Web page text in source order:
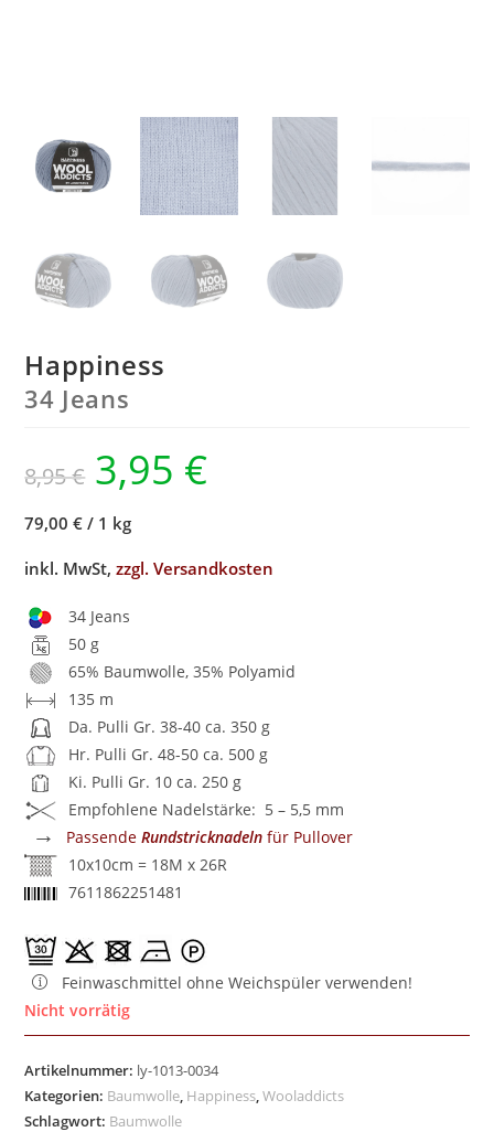
Happiness
34 Jeans
8,95€ 3,95 €
79,00 € / 1 kg
inkl. MwSt,zzgl. Versandkosten
34 Jeans
50 g
65% Baumwolle, 35% Polyamid
135 m
Da. Pulli Gr. 38-40 ca. 350 g
Hr. Pulli Gr. 48-50 ca. 500 g
Ki. Pulli Gr. 10 ca. 250 g
Empfohlene Nadelstärke: 5 – 5,5 mm
→ PassendeRundstricknadeln für Pullover
10x10cm = 18M x 26R
7611862251481
Feinwaschmittel ohne Weichspüler verwenden!
Nicht vorrätig
Artikelnummer: ly-1013-0034
Kategorien: Baumwolle Happiness ,Wooladdicts
Schlagwort: Baumwolle